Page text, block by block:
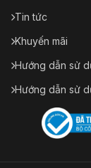
Tin tức
Khuyến mãi
Hướng dẫn sử
Hướng dẫn sử